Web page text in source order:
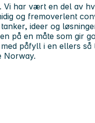
Vi har vært en del av
og fremoverlent
ideer og
på en måte som gir
påfyll i en ellers så
Norway.